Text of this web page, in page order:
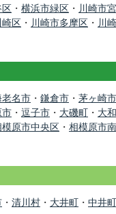
区 ・ 横浜市緑区 ・ 川崎市
崎区 ・ 川崎市多摩区 ・ 川
老名市 ・ 鎌倉市 ・ 茅ヶ崎市
市 ・ 逗子市 ・ 大磯町 ・ 大和
模原市中央区 ・ 相模原市南
・ 清川村 ・ 大井町 ・ 中井町